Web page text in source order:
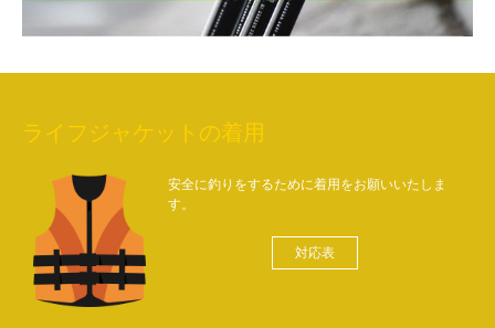
ライフジャケットの着用
安全に釣りをするために着用をお願いいたしま
す。
対応表